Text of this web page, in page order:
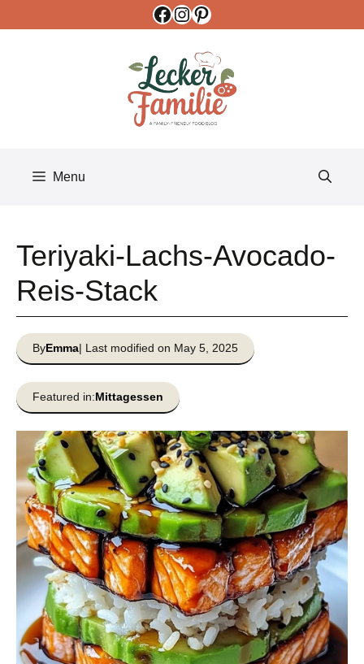
Facebook
Instagram
Pinterest
Menu
Teriyaki-Lachs-Avocado-
Reis-Stack
ByEmma| Last modified on May 5, 2025
Featured in:Mittagessen